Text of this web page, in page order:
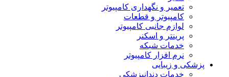
تعمیر و نگهداری کامپیوتر
کامپیوتر و قطعات
لوازم جانبی کامپیوتر
پرینتر و اسکنر
خدمات شبکه
نرم افزار کامپیوتر
پزشکی و زیبایی
خدمات دندانپزشکی